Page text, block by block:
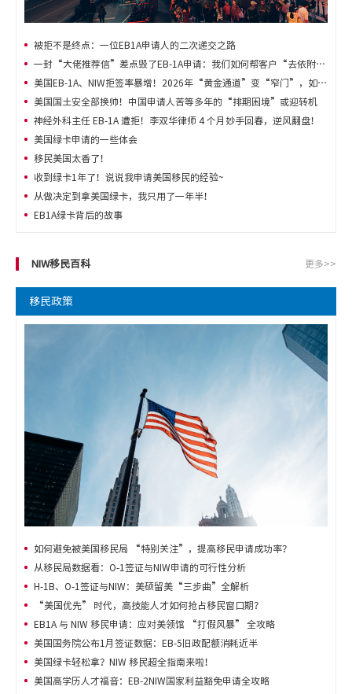
被拒不是终点：一位EB1A申请人的二次递交之路
一封“大佬推荐信”差点毁了EB-1A申请：我们如何帮客户“去依附化”？
美国EB-1A、NIW拒签率暴增！2026年“黄金通道”变“窄门”，如何逆势突围？
美国国土安全部换帅！中国申请人苦等多年的“排期困境”或迎转机
神经外科主任 EB-1A 遭拒！李双华律师 4 个月妙手回春，逆风翻盘！
美国绿卡申请的一些体会
移民美国太香了！
收到绿卡1年了！说说我申请美国移民的经验~
从做决定到拿美国绿卡，我只用了一年半！
EB1A绿卡背后的故事
NIW移民百科 更多>>
移民政策
如何避免被美国移民局 “特别关注”，提高移民申请成功率？
从移民局数据看：O-1签证与NIW申请的可行性分析
H-1B、O-1签证与NIW：美硕留美“三步曲”全解析
“美国优先” 时代，高技能人才如何抢占移民窗口期？
EB1A 与 NIW 移民申请：应对美领馆 “打假风暴” 全攻略
美国国务院公布1月签证数据：EB-5旧政配额消耗近半
美国绿卡轻松拿？NIW 移民超全指南来啦！
美国高学历人才福音：EB-2NIW国家利益豁免申请全攻略